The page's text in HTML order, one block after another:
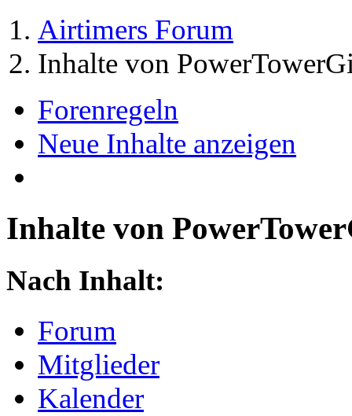
Airtimers Forum
Inhalte von
Forenregeln
Neue Inhalte anzeigen
Inhalte von
Nach Inhalt:
Forum
Mitglieder
Kalender